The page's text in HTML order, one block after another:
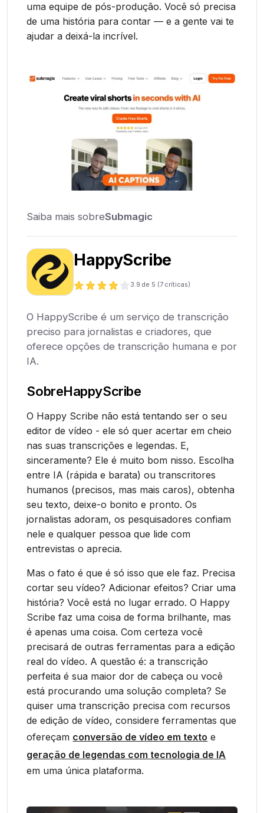
uma equipe de pós-produção. Você só precisa
de uma história para contar — e a gente vai te
ajudar a deixá-la incrível.
Saiba mais sobreSubmagic
HappyScribe
3.9 de 5 (7 críticas)
O HappyScribe é um serviço de transcrição
preciso para jornalistas e criadores, que
oferece opções de transcrição humana e por
IA.
SobreHappyScribe
O Happy Scribe não está tentando ser o seu
editor de vídeo - ele só quer acertar em cheio
nas suas transcrições e legendas. E,
sinceramente? Ele é muito bom nisso. Escolha
entre IA (rápida e barata) ou transcritores
humanos (precisos, mas mais caros), obtenha
seu texto, deixe-o bonito e pronto. Os
jornalistas adoram, os pesquisadores confiam
nele e qualquer pessoa que lide com
entrevistas o aprecia.
Mas o fato é que é só isso que ele faz. Precisa
cortar seu vídeo? Adicionar efeitos? Criar uma
história? Você está no lugar errado. O Happy
Scribe faz uma coisa de forma brilhante, mas
é apenas uma coisa. Com certeza você
precisará de outras ferramentas para a edição
real do vídeo. A questão é: a transcrição
perfeita é sua maior dor de cabeça ou você
está procurando uma solução completa? Se
quiser uma transcrição precisa com recursos
de edição de vídeo, considere ferramentas que
ofereçam conversão de vídeo em texto e
geração de legendas com tecnologia de IA
em uma única plataforma.